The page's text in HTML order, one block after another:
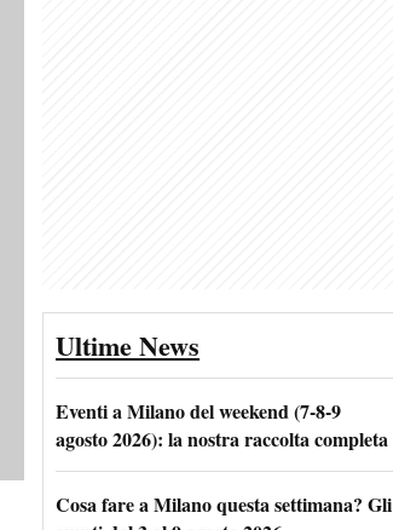
Ultime News
Eventi a Milano del weekend (7-8-9
agosto 2026): la nostra raccolta completa
Cosa fare a Milano questa settimana? Gli